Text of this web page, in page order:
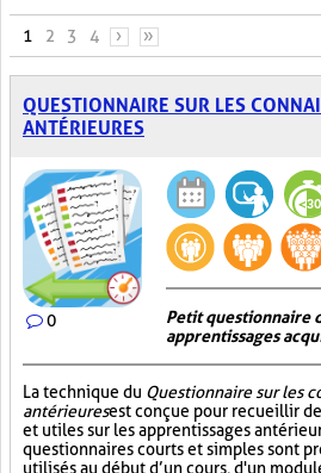
PAGES
1 2 3 4 › »
QUESTIONNAIRE SUR LES
ANTÉRIEURES
0
Petit questionnaire
apprentissages
La technique du Questionnaire sur les
antérieuresest conçue pour recueillir
et utiles sur les apprentissages
questionnaires courts et simples sont
utilisés au début d’un cours, d'un